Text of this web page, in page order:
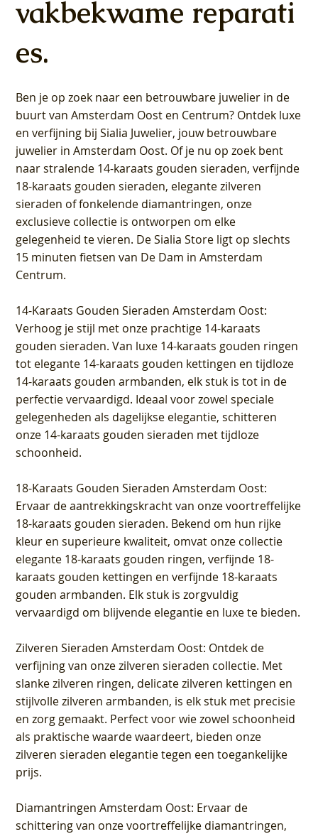
vakbekwame reparati
es.
Ben je op zoek naar een betrouwbare juwelier in de
buurt van Amsterdam Oost en Centrum? Ontdek luxe
en verfijning bij Sialia Juwelier, jouw betrouwbare
juwelier in Amsterdam Oost. Of je nu op zoek bent
naar stralende 14-karaats gouden sieraden, verfijnde
18-karaats gouden sieraden, elegante zilveren
sieraden of fonkelende diamantringen, onze
exclusieve collectie is ontworpen om elke
gelegenheid te vieren. De Sialia Store ligt op slechts
15 minuten fietsen van De Dam in Amsterdam
Centrum.
14-Karaats Gouden Sieraden Amsterdam Oost:
Verhoog je stijl met onze prachtige 14-karaats
gouden sieraden. Van luxe 14-karaats gouden ringen
tot elegante 14-karaats gouden kettingen en tijdloze
14-karaats gouden armbanden, elk stuk is tot in de
perfectie vervaardigd. Ideaal voor zowel speciale
gelegenheden als dagelijkse elegantie, schitteren
onze 14-karaats gouden sieraden met tijdloze
schoonheid.
18-Karaats Gouden Sieraden Amsterdam Oost:
Ervaar de aantrekkingskracht van onze voortreffelijke
18-karaats gouden sieraden. Bekend om hun rijke
kleur en superieure kwaliteit, omvat onze collectie
elegante 18-karaats gouden ringen, verfijnde 18-
karaats gouden kettingen en verfijnde 18-karaats
gouden armbanden. Elk stuk is zorgvuldig
vervaardigd om blijvende elegantie en luxe te bieden.
Zilveren Sieraden Amsterdam Oost: Ontdek de
verfijning van onze zilveren sieraden collectie. Met
slanke zilveren ringen, delicate zilveren kettingen en
stijlvolle zilveren armbanden, is elk stuk met precisie
en zorg gemaakt. Perfect voor wie zowel schoonheid
als praktische waarde waardeert, bieden onze
zilveren sieraden elegantie tegen een toegankelijke
prijs.
Diamantringen Amsterdam Oost: Ervaar de
schittering van onze voortreffelijke diamantringen,